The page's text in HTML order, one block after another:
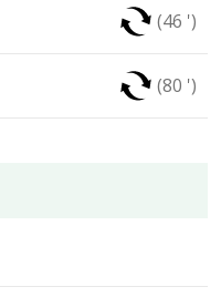
(46 ')
(80 ')